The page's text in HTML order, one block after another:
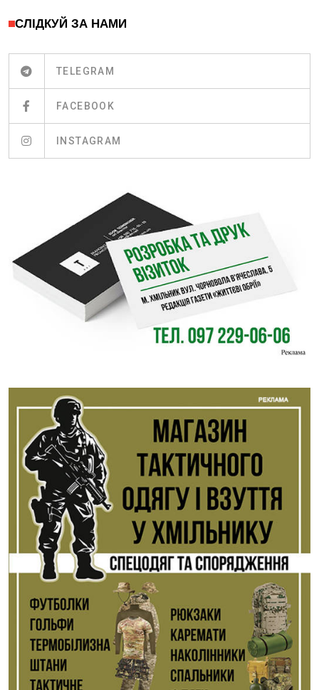
СЛІДКУЙ ЗА НАМИ
TELEGRAM
FACEBOOK
INSTAGRAM